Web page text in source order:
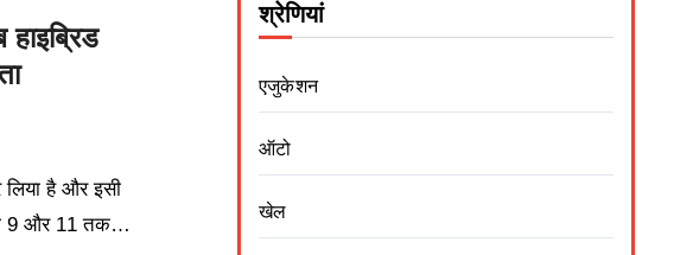
9 और 11 तक…
श्रेणियां
एजुकेशन
ऑटो
खेल